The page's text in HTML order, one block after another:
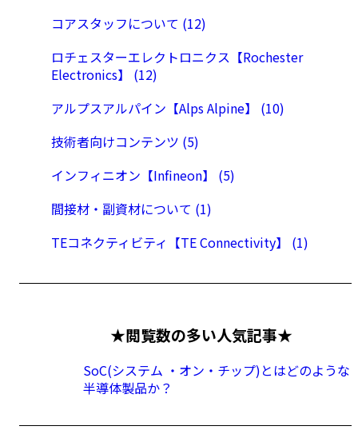
コアスタッフについて (12)
ロチェスターエレクトロニクス【Rochester
Electronics】 (12)
アルプスアルパイン【Alps Alpine】 (10)
技術者向けコンテンツ (5)
インフィニオン【Infineon】 (5)
間接材・副資材について (1)
TEコネクティビティ【TE Connectivity】 (1)
★閲覧数の多い人気記事★
SoC(システム ・オン・チップ)とはどのような
半導体製品か？